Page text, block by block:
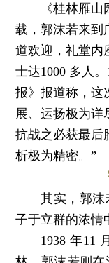
《桂林雁
载，郭沫若来到
道欢迎，礼堂内
士达1000 多人
报》报道称，这
展、运扬极为详
抗战之必获最后
析极为精密。”
其实，郭沫
子于立群的浓情
1938 年11